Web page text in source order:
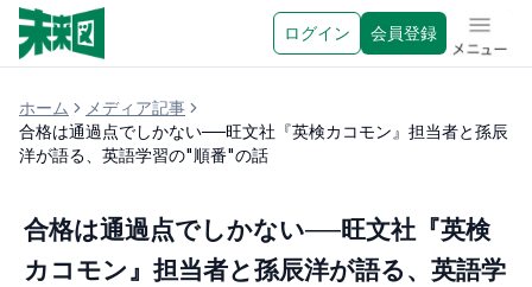
ログイン 会員登録 メニュ
ホーム
メディア記事
合格は通過点でしかない──旺文社『英検カコモン』担当者と孫辰
洋が語る、英語学習の"順番"の話
合格は通過点でしかない──旺文社『英検
カコモン』担当者と孫辰洋が語る、英語学